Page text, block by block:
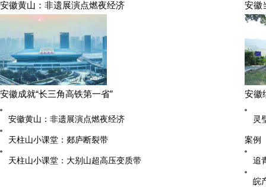
安徽黄山：非遗展演点燃夜经济
安徽成就“长三角高铁第一省”
安徽黄山：非遗展演点燃夜经济
天柱山小课堂：郯庐断裂带
天柱山小课堂：大别山超高压变质带
安徽
安徽
灵
案例
追
皖